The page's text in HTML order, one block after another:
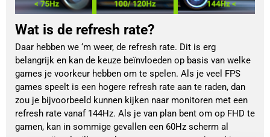
Wat is de refresh rate?
Daar hebben we ‘m weer, de refresh rate. Dit is erg
belangrijk en kan de keuze beïnvloeden op basis van welke
games je voorkeur hebben om te spelen. Als je veel FPS
games speelt is een hogere refresh rate aan te raden, dan
zou je bijvoorbeeld kunnen kijken naar monitoren met een
refresh rate vanaf 144Hz. Als je van plan bent om op FHD te
gamen, kan in sommige gevallen een 60Hz scherm al